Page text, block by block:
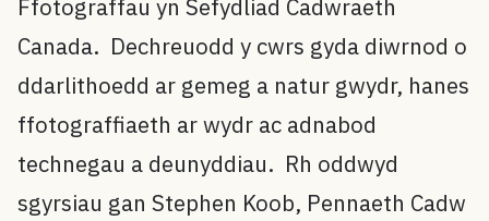
Ffotograffau yn Sefydliad Cadwraeth
Canada. Dechreuodd y cwrs gyda diwrnod o
ddarlithoedd ar gemeg a natur gwydr, hanes
ffotograffiaeth ar wydr ac adnabod
technegau a deunyddiau. Rh oddwyd
sgyrsiau gan Stephen Koob, Pennaeth Cadw